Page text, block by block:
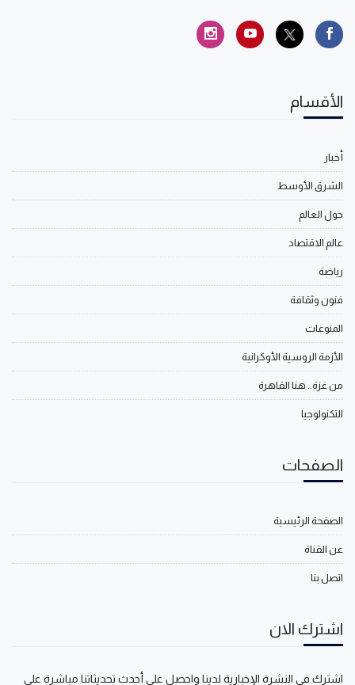
الأقسام
أخبار
الشرق الأوسط
حول العالم
عالم الاقتصاد
رياضة
فنون وثقافة
المنوعات
الأزمة الروسية الأوكرانية
من غزة.. هنا القاهرة
التكنولوجيا
الصفحات
الصفحة الرئيسية
عن القناة
اتصل بنا
اشترك الان
اشترك في النشرة الإخبارية لدينا واحصل على أحدث تحديثاتنا مباشرة على